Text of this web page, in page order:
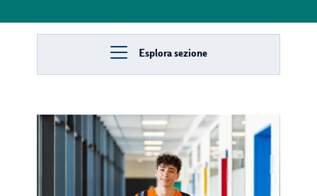
Esplora sezione